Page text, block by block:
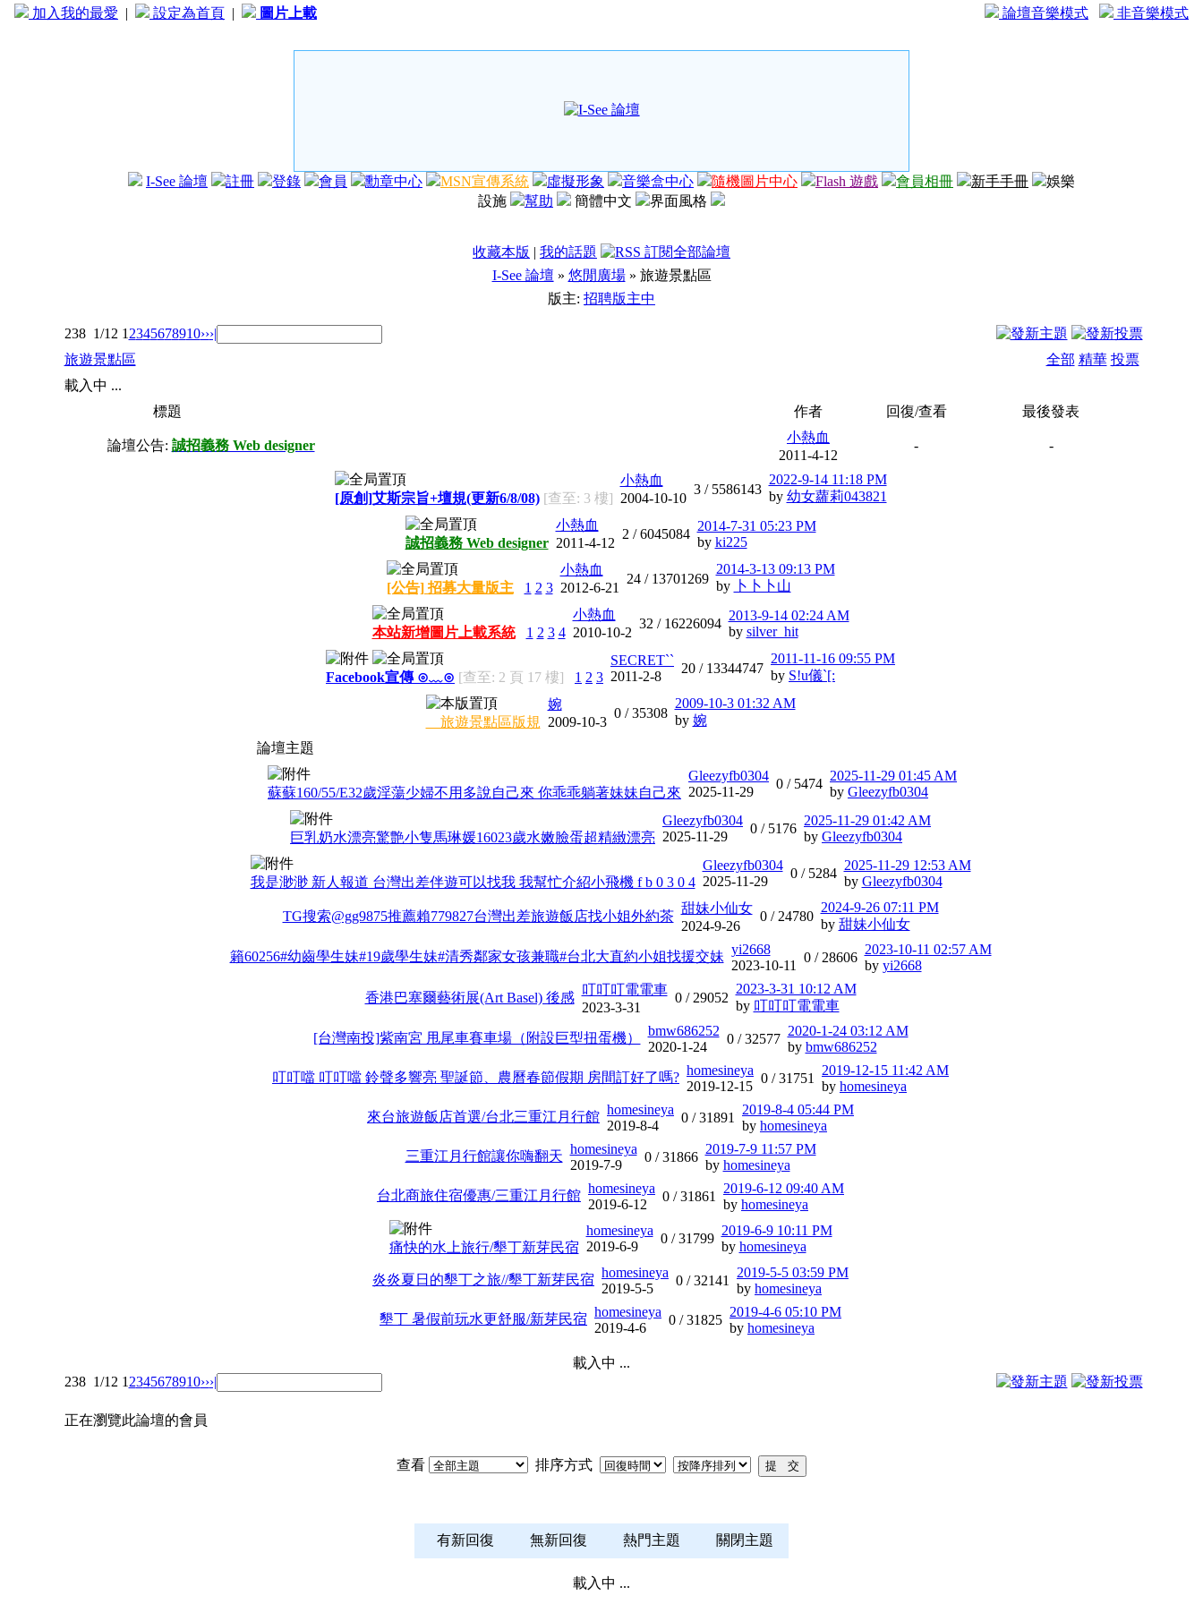
加入我的最愛 | 設定為首頁 | 圖片上載 論壇音樂模式 非音樂模式
I-See 論壇 註冊 登錄 會員 勳章中心 MSN宣傳系統 虛擬形象 音樂盒中心 隨機圖片中心 Flash 遊戲 會員相冊 新手手冊
娛樂
設施
幫助 簡體中文 界面風格
收藏本版 | 我的話題
I-See 論壇 » 悠閒廣場» 旅遊景點區
版主: 招聘版主中
238 1/12 1 2345678910›››|
旅遊景點區
全部 精華 投票
載入中 ...
標題
作者 回復/查看 最後發表
論壇公告: 誠招義務 Web designer
小熱血
2011-4-12
- -
[原創]艾斯宗旨+壇規(更新6/8/08) [查至: 3 樓]
小熱血
2004-10-10
3 / 5586143
2022-9-14 11:18 PM
by 幼女蘿莉043821
誠招義務 Web designer
小熱血
2011-4-12
2 /6045084
2014-7-31 05:23 PM
by ki225
[公告] 招募大量版主 1 2 3
小熱血
2012-6-21
24 / 13701269
2014-3-13 09:13 PM
by
卜卜卜山
本站新增圖片上載系統 1 2 3 4
小熱血
2010-10-2
32 / 16226094
2013-9-14 02:24 AM
by silver_hit
Facebook宣傳 ⊙﹏⊙ [查至: 2 頁 17 樓] 1 2 3
SECRET``
2011-2-8
20 / 13344747
2011-11-16 09:55 PM
by S!u儀`[:
旅遊景點區版規
婉
2009-10-3
0 /35308
2009-10-3 01:32 AM
by 婉
論壇主題
蘇蘇160/55/E32歲淫蕩少婦不用多說自己來 你乖乖躺著妹妹自己來
Gleezyfb0304
2025-11-29
0 / 5474
2025-11-29 01:45 AM
by Gleezyfb0304
巨乳奶水漂亮驚艶小隻馬琳媛16023歲水嫩臉蛋超精緻漂亮
Gleezyfb0304
2025-11-29
0 / 5176
2025-11-29 01:42 AM
by Gleezyfb0304
我是渺渺 新人報道 台灣出差伴遊可以找我 我幫忙介紹小飛機 f b 0 3 0 4
Gleezyfb0304
2025-11-29
0 / 5284
2025-11-29 12:53 AM
by Gleezyfb0304
TG搜索@gg9875推薦賴779827台灣出差旅遊飯店找小姐外約茶
甜妹小仙女
2024-9-26
0 / 24780
2024-9-26 07:11 PM
by 甜妹小仙女
籟60256#幼齒學生妹#19歲學生妹#清秀鄰家女孩兼職#台北大直約小姐找援交妹 yi2668
2023-10-11
0 / 28606
2023-10-11 02:57 AM
by yi2668
香港巴塞爾藝術展(Art Basel) 後感
叮叮叮電電車
2023-3-31
0 / 29052
2023-3-31 10:12 AM
by 叮叮叮電電車
[台灣南投]紫南宮 甩尾車賽車場（附設巨型扭蛋機）
bmw686252
2020-1-24
0 /32577
2020-1-24 03:12 AM
by bmw686252
叮叮噹 叮叮噹 鈴聲多響亮 聖誕節、農曆春節假期 房間訂好了嗎? homesineya
2019-12-15
0 /31751
2019-12-15 11:42 AM
by homesineya
來台旅遊飯店首選/台北三重江月行館 homesineya
2019-8-4
0 /31891
2019-8-4 05:44 PM
by homesineya
三重江月行館讓你嗨翻天 homesineya
2019-7-9
0 /31866
2019-7-9 11:57 PM
by homesineya
台北商旅住宿優惠/三重江月行館 homesineya
2019-6-12
0 /31861
2019-6-12 09:40 AM
by homesineya
痛快的水上旅行/墾丁新芽民宿
homesineya
2019-6-9
0 /31799
2019-6-9 10:11 PM
by homesineya
炎炎夏日的墾丁之旅//墾丁新芽民宿 homesineya
2019-5-5
0 /32141
2019-5-5 03:59 PM
by homesineya
墾丁 暑假前玩水更舒服/新芽民宿 homesineya
2019-4-6
0 /31825
2019-4-6 05:10 PM
by homesineya
載入中 ...
238 1/12 1 2345678910›››|
正在瀏覽此論壇的會員
查看 排序方式
有新回復 無新回復 熱門主題 關閉主題
載入中 ...